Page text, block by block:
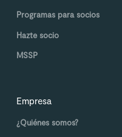
Programas para socios
Hazte socio
MSSP
Empresa
¿Quiénes somos?